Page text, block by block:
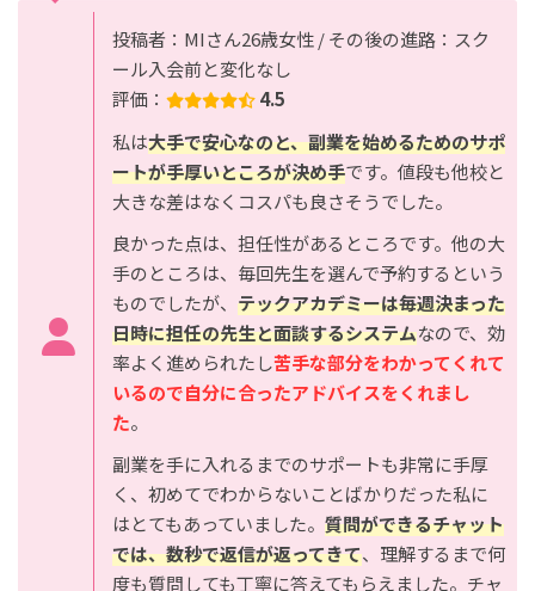
投稿者：MIさん26歳女性 / その後の進路：スク
ール入会前と変化なし
評価：
4.5
私は大手で安心なのと、副業を始めるためのサポ
ートが手厚いところが決め手です。値段も他校と
大きな差はなくコスパも良さそうでした。
良かった点は、担任性があるところです。他の大
手のところは、毎回先生を選んで予約するという
ものでしたが、 テックアカデミーは毎週決まった
日時に担任の先生と面談するシステムなので、効
率よく進められたし苦手な部分をわかってくれて
いるので自分に合ったアドバイスをくれまし
た。
副業を手に入れるまでのサポートも非常に手厚
く、初めてでわからないことばかりだった私に
はとてもあっていました。 質問ができるチャット
では、数秒で返信が返ってきて、理解するまで何
度も質問しても丁寧に答えてもらえました。チャ